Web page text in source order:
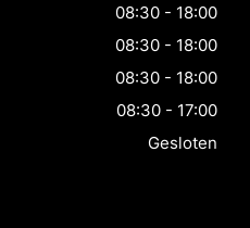
08:30 - 18:00
08:30 - 18:00
08:30 - 18:00
08:30 - 17:00
Gesloten